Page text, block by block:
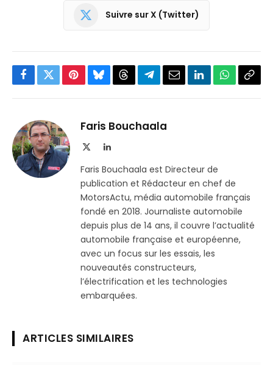
Suivre sur X (Twitter)
Facebook
TwitterPinterestBlueskyThreadsPartager
Telegram
EmailLinkedInWhatsApp
Faris Bouchaala
LinkedIn
Faris Bouchaala est Directeur de
publication et Rédacteur en chef de
MotorsActu, média automobile français
fondé en 2018. Journaliste automobile
depuis plus de 14 ans, il couvre l’actualité
automobile française et européenne,
avec un focus sur les essais, les
nouveautés constructeurs,
l’électrification et les technologies
embarquées.
ARTICLES SIMILAIRES